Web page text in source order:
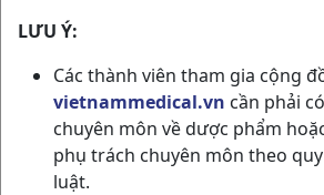
LƯU Ý:
Các thành viên tham gia cộng
vietnammedical.vn cần phải
chuyên môn về dược phẩm
phụ trách chuyên môn theo
luật.